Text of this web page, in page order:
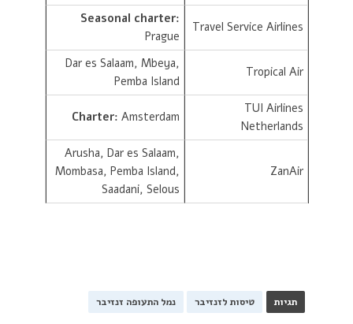
Travel Service Airlines
Seasonal charter:
Prague
Tropical Air
Dar es Salaam, Mbeya,
Pemba Island
TUI Airlines
Netherlands
Charter: Amsterdam
ZanAir
Arusha, Dar es Salaam,
Mombasa, Pemba Island,
Saadani, Selous
תגיות טיסות לזנזיבר נמל התעופה זנזיבר